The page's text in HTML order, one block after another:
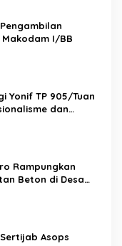
Makodam I/BB
Yonif TP 905/Tuan
dan
Rampungkan
Beton di Desa
Asops